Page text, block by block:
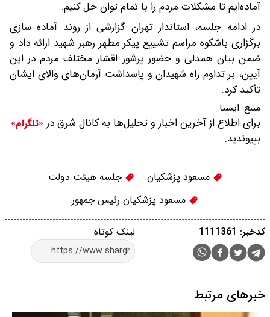
آماده‌ایم تا مشکلات مردم را با تمام توان حل کنیم.
در ادامه جلسه، استاندار تهران گزارشی از روند آماده سازی
برگزاری باشکوه مراسم تشییع پیکر مطهر رهبر شهید ارائه داد و
ضمن بیان همدلی و حضور پرشور اقشار مختلف مردم در این
آیین، بر تداوم راه شهیدان و پاسداشت آرمان‌های والای ایشان
تأکید کرد.
منبع: ايسنا
برای اطلاع از آخرین اخبار و تحلیل‌ها به کانال شرق در «تلگرام»
بپیوندید.
مسعود پزشکیان
جلسه هیئت دولت
مسعود پزشکیان رئیس جمهور
لینک کوتاه کدخبر: 1111361
خبرهای مرتبط